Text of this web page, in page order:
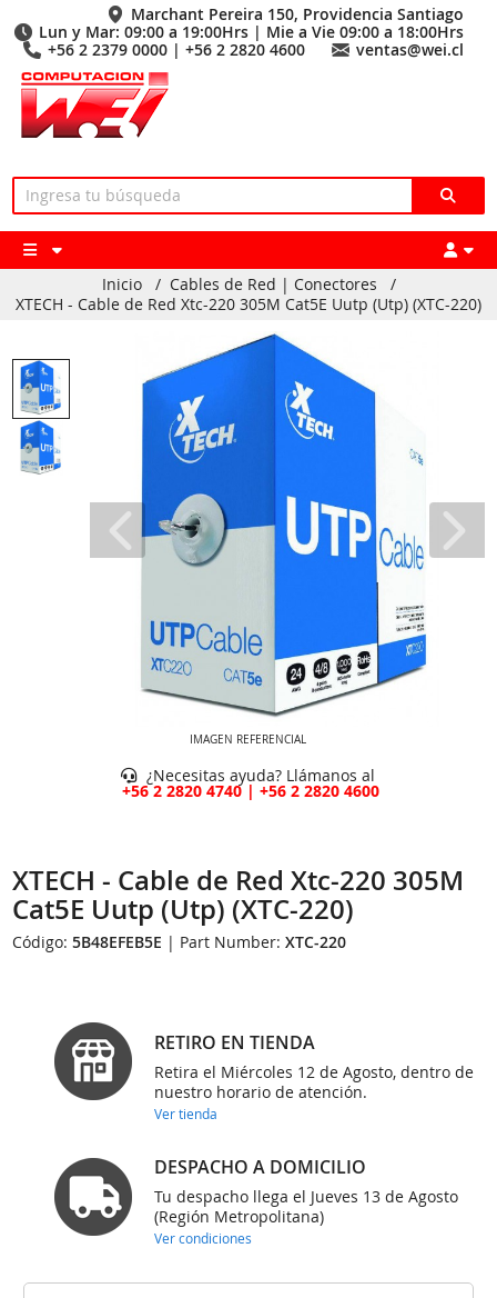
Marchant Pereira 150, Providencia Santiago
Lun y Mar: 09:00 a 19:00Hrs | Mie a Vie 09:00 a 18:00Hrs
+56 2 2379 0000 | +56 2 2820 4600
ventas@wei.cl
Inicio / Cables de Red | Conectores
/
XTECH - Cable de Red Xtc-220 305M Cat5E Uutp (Utp) (XTC-220)
IMAGEN REFERENCIAL
¿Necesitas ayuda? Llámanos al
+56 2 2820 4740 | +56 2 2820 4600
XTECH - Cable de Red Xtc-220 305M
Cat5E Uutp (Utp) (XTC-220)
Código:5B48EFEB5E | Part Number:XTC-220
RETIRO EN TIENDA
Retira el Miércoles 12 de Agosto, dentro de
nuestro horario de atención.
Ver tienda
DESPACHO A DOMICILIO
Tu despacho llega el Jueves 13 de Agosto
(Región Metropolitana)
Ver condiciones